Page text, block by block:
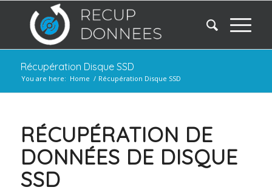
Récupération Disque SSD
You are here: Home / Récupération Disque SSD
RÉCUPÉRATION DE
DONNÉES DE DISQUE
SSD